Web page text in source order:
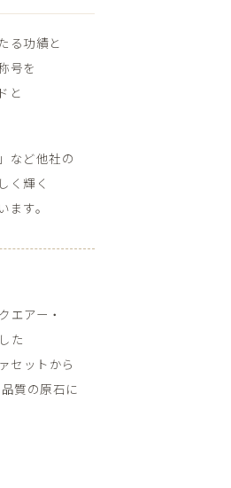
る​功績と​
号を​
と​
など​他社の​
く​輝く​
す。
エアー・
た​
セットから​
質の​原石に​